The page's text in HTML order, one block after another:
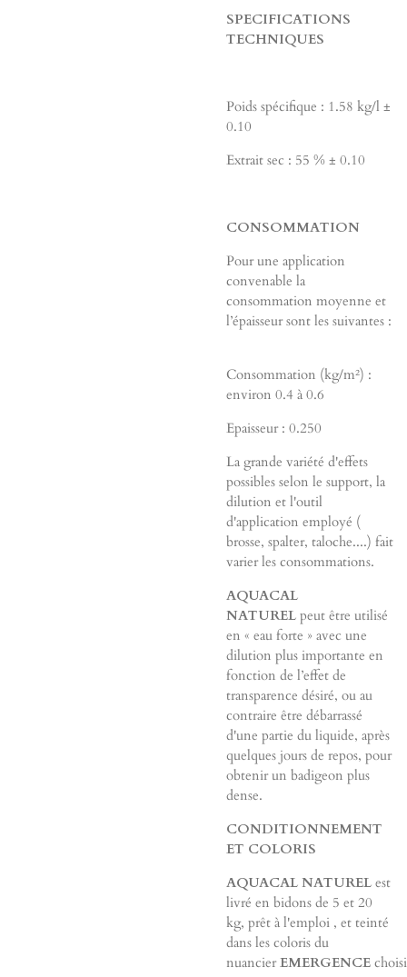
SPECIFICATIONS
TECHNIQUES
Poids spécifique : 1.58 kg/l ±
0.10
Extrait sec : 55 % ± 0.10
CONSOMMATION
Pour une application
convenable la
consommation moyenne et
l’épaisseur sont les suivantes :
Consommation (kg/m²) :
environ 0.4 à 0.6
Epaisseur : 0.250
La grande variété d'effets
possibles selon le support, la
dilution et l'outil
d'application employé (
brosse, spalter, taloche....) fait
varier les consommations.
AQUACAL
NATUREL peut être utilisé
en « eau forte » avec une
dilution plus importante en
fonction de l’effet de
transparence désiré, ou au
contraire être débarrassé
d'une partie du liquide, après
quelques jours de repos, pour
obtenir un badigeon plus
dense.
CONDITIONNEMENT
ET COLORIS
AQUACAL NATUREL est
livré en bidons de 5 et 20
kg, prêt à l'emploi , et teinté
dans les coloris du
nuancier EMERGENCE